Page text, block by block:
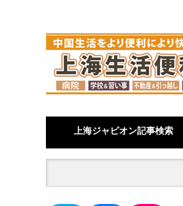
上海ジャピオン記事検索